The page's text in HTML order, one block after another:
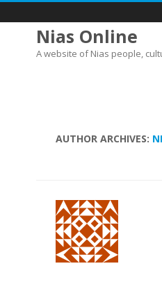
Nias Online
A website of Nias people,
AUTHOR ARCHIVES: